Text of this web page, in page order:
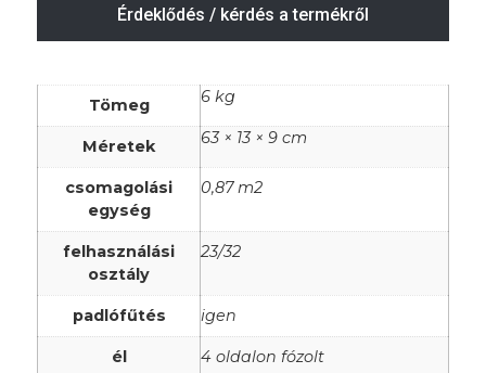
Érdeklődés / kérdés a termékről
Tömeg 6 kg
Méretek 63 × 13 × 9 cm
csomagolási
egység
0,87 m2
felhasználási
osztály
23/32
padlófűtés igen
él 4 oldalon fózolt